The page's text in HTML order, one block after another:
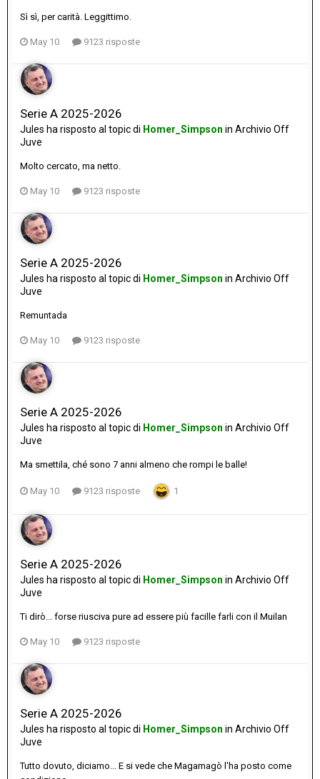
Sì sì, per carità. Leggittimo.
May 10 9123 risposte
Serie A 2025-2026
Jules ha risposto al topic di Homer_Simpson in Archivio Off
Juve
Molto cercato, ma netto.
May 10 9123 risposte
Serie A 2025-2026
Jules ha risposto al topic di Homer_Simpson in Archivio Off
Juve
Remuntada
May 10 9123 risposte
Serie A 2025-2026
Jules ha risposto al topic di Homer_Simpson in Archivio Off
Juve
Ma smettila, ché sono 7 anni almeno che rompi le balle!
May 10 9123 risposte 1
Serie A 2025-2026
Jules ha risposto al topic di Homer_Simpson in Archivio Off
Juve
Ti dirò... forse riusciva pure ad essere più facille farli con il Muilan
May 10 9123 risposte
Serie A 2025-2026
Jules ha risposto al topic di Homer_Simpson in Archivio Off
Juve
Tutto dovuto, diciamo... E si vede che Magamagò l'ha posto come